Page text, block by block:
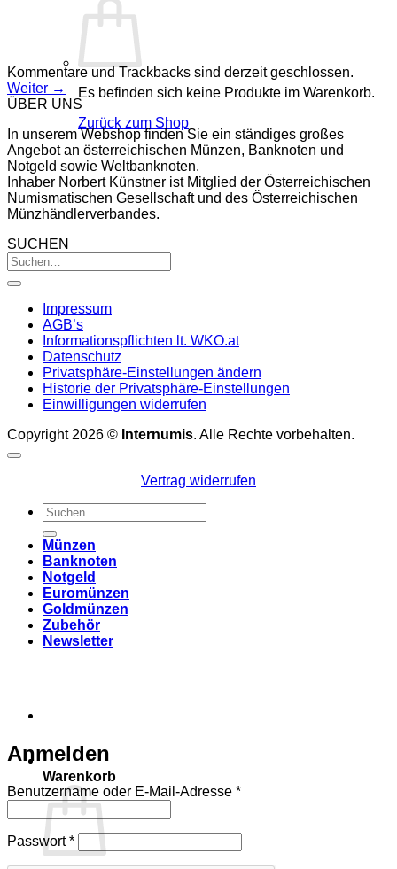
Es befinden sich keine Produkte im Warenkorb.
Zurück zum Shop
Warenkorb
Kommentare und Trackbacks sind derzeit geschlossen.
Weiter →
ÜBER UNS
In unserem Webshop finden Sie ein ständiges großes
Angebot an österreichischen Münzen, Banknoten und
Notgeld sowie Weltbanknoten.
Inhaber Norbert Künstner ist Mitglied der Österreichischen
Numismatischen Gesellschaft und des Österreichischen
Münzhändlerverbandes.
SUCHEN
Impressum
AGB’s
Informationspflichten lt. WKO.at
Datenschutz
Privatsphäre-Einstellungen ändern
Historie der Privatsphäre-Einstellungen
Einwilligungen widerrufen
Copyright 2026 © Internumis. Alle Rechte vorbehalten.
Vertrag widerrufen
Suchen
nach:
Münzen
Banknoten
Notgeld
Euromünzen
Goldmünzen
Zubehör
Newsletter
Anmelden
Benutzername oder E-Mail-Adresse *Erforderlich
Passwort*Erforderlich